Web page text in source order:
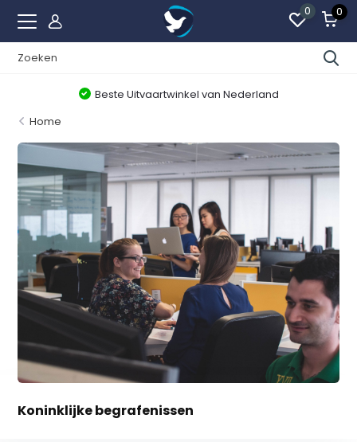
0 0
Beste Uitvaartwinkel van Nederland
Home
Koninklijke begrafenissen